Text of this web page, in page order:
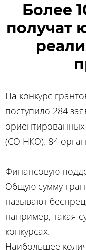
Более
получат
На конкурс
поступило 284
(СО НКО). 84
Финансовую
Общую сумму
называют
например, такая
конкурсах.
Наибольшее